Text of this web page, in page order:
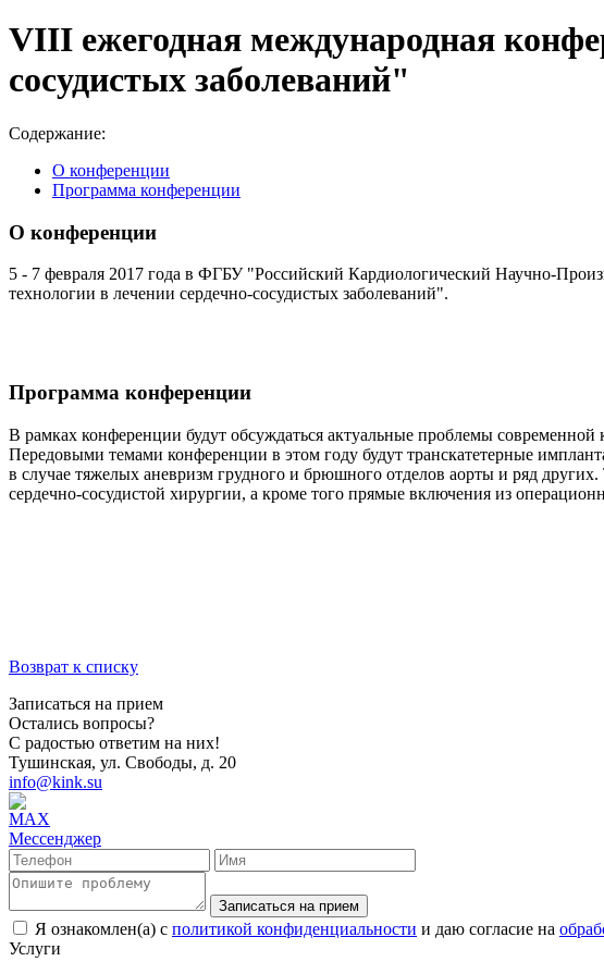
VIII ежегодная международная
сосудистых заболеваний"
Содержание:
О конференции
Программа конференции
О конференции
5 - 7 февраля 2017 года в ФГБУ "Российский Кардиологический Научно-
технологии в лечении сердечно-сосудистых заболеваний".
Программа конференции
В рамках конференции будут обсуждаться актуальные проблемы
Передовыми темами конференции в этом году будут транскатетерные
в случае тяжелых аневризм грудного и брюшного отделов аорты и ряд
сердечно-сосудистой хирургии, а кроме того прямые включения из
Возврат к списку
Записаться на прием
Остались вопросы?
С радостью ответим на них!
Тушинская, ул. Свободы, д. 20
info@kink.su
Записаться на прием
Я ознакомлен(а) с политикой конфиденциальности и даю согласие на
Услуги